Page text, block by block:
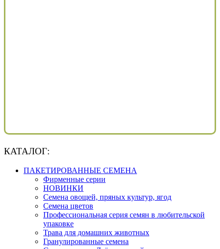
КАТАЛОГ:
ПАКЕТИРОВАННЫЕ СЕМЕНА
Фирменные серии
НОВИНКИ
Семена овощей, пряных культур, ягод
Семена цветов
Профессиональная серия семян в любительской
упаковке
Трава для домашних животных
Гранулированные семена